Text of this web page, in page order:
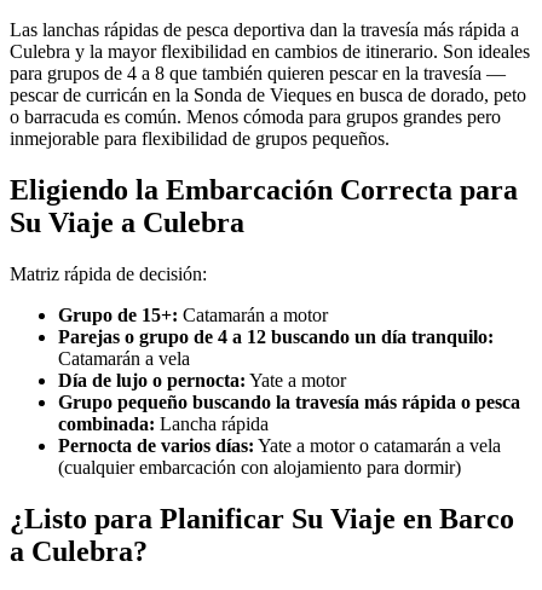
Las lanchas rápidas de pesca deportiva dan la travesía más rápida a
Culebra y la mayor flexibilidad en cambios de itinerario. Son ideales
para grupos de 4 a 8 que también quieren pescar en la travesía —
pescar de curricán en la Sonda de Vieques en busca de dorado, peto
o barracuda es común. Menos cómoda para grupos grandes pero
inmejorable para flexibilidad de grupos pequeños.
Eligiendo la Embarcación Correcta para
Su Viaje a Culebra
Matriz rápida de decisión:
Grupo de 15+: Catamarán a motor
Parejas o grupo de 4 a 12 buscando un día tranquilo:
Catamarán a vela
Día de lujo o pernocta: Yate a motor
Grupo pequeño buscando la travesía más rápida o pesca
combinada: Lancha rápida
Pernocta de varios días: Yate a motor o catamarán a vela
(cualquier embarcación con alojamiento para dormir)
¿Listo para Planificar Su Viaje en Barco
a Culebra?